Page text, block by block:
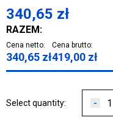
340,65 zł
RAZEM:
Cena netto:
340,65 zł
Cena brutto:
419,00 zł
Select quantity: -